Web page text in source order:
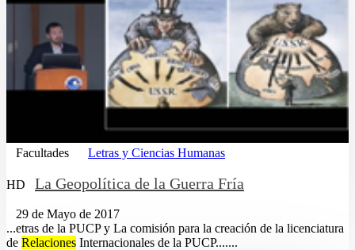
Facultades Letras y Ciencias Humanas
HD La Geopolítica de la Guerra Fría
29 de Mayo de 2017
...etras de la PUCP y La comisión para la creación de la licenciatura
de Relaciones Internacionales de la PUCP.......